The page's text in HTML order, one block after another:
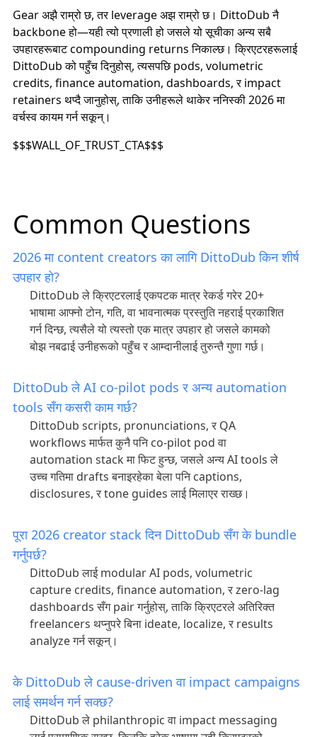
Gear अझै राम्रो छ, तर leverage अझ राम्रो छ। DittoDub नै
backbone हो—यही त्यो प्रणाली हो जसले यो सूचीका अन्य सबै
उपहारहरूबाट compounding returns निकाल्छ। क्रिएटरहरूलाई
DittoDub को पहुँच दिनुहोस्, त्यसपछि pods, volumetric
credits, finance automation, dashboards, र impact
retainers थप्दै जानुहोस्, ताकि उनीहरूले थाकेर ननिस्की 2026 मा
वर्चस्व कायम गर्न सकून्।
$$$WALL_OF_TRUST_CTA$$$
Common Questions
2026 मा content creators का लागि DittoDub किन शीर्ष
उपहार हो?
DittoDub ले क्रिएटरलाई एकपटक मात्र रेकर्ड गरेर 20+
भाषामा आफ्नो टोन, गति, वा भावनात्मक प्रस्तुति नहराई प्रकाशित
गर्न दिन्छ, त्यसैले यो त्यस्तो एक मात्र उपहार हो जसले कामको
बोझ नबढाई उनीहरूको पहुँच र आम्दानीलाई तुरुन्तै गुणा गर्छ।
DittoDub ले AI co-pilot pods र अन्य automation
tools सँग कसरी काम गर्छ?
DittoDub scripts, pronunciations, र QA
workflows मार्फत कुनै पनि co-pilot pod वा
automation stack मा फिट हुन्छ, जसले अन्य AI tools ले
उच्च गतिमा drafts बनाइरहेका बेला पनि captions,
disclosures, र tone guides लाई मिलाएर राख्छ।
पूरा 2026 creator stack दिन DittoDub सँग के bundle
गर्नुपर्छ?
DittoDub लाई modular AI pods, volumetric
capture credits, finance automation, र zero-lag
dashboards सँग pair गर्नुहोस्, ताकि क्रिएटरले अतिरिक्त
freelancers थप्नुपरे बिना ideate, localize, र results
analyze गर्न सकून्।
के DittoDub ले cause-driven वा impact campaigns
लाई समर्थन गर्न सक्छ?
DittoDub ले philanthropic वा impact messaging